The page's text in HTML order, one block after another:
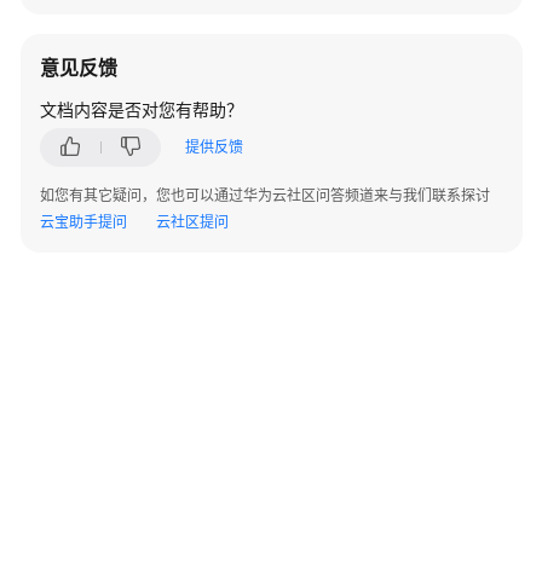
南
开
南
意见反馈
文档内容是否对您有帮助？
提供反馈
如您有其它疑问，您也可以通过华为云社区问答频道来与我们联系探讨
云宝助手提问
云社区提问